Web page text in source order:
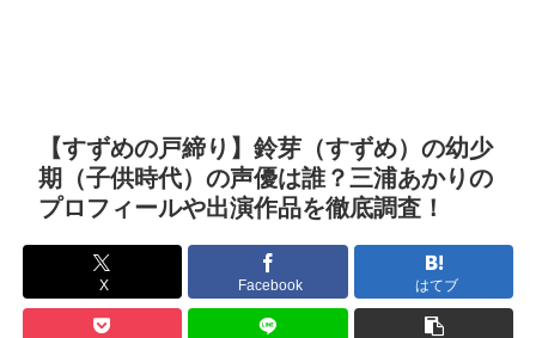
【すずめの戸締り】鈴芽（すずめ）の幼少
期（子供時代）の声優は誰？三浦あかりの
プロフィールや出演作品を徹底調査！
X Facebook はてブ